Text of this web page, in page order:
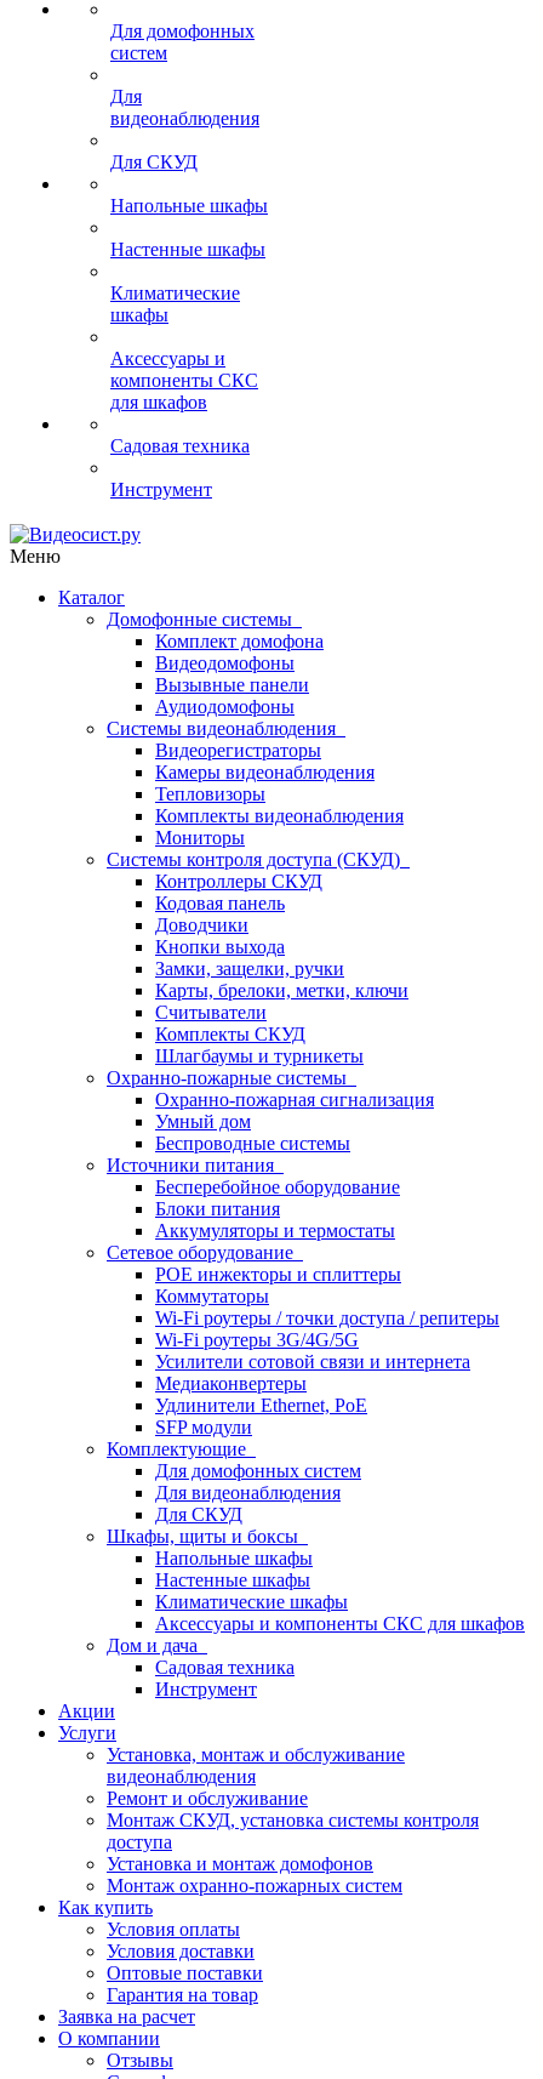
Для домофонных
систем
Для
видеонаблюдения
Для СКУД
Напольные шкафы
Настенные шкафы
Климатические
шкафы
Аксессуары и
компоненты СКС
для шкафов
Садовая техника
Инструмент
Меню
Каталог
Домофонные системы
Комплект домофона
Видеодомофоны
Вызывные панели
Аудиодомофоны
Системы видеонаблюдения
Видеорегистраторы
Камеры видеонаблюдения
Тепловизоры
Комплекты видеонаблюдения
Мониторы
Системы контроля доступа (СКУД)
Контроллеры СКУД
Кодовая панель
Доводчики
Кнопки выхода
Замки, защелки, ручки
Карты, брелоки, метки, ключи
Считыватели
Комплекты СКУД
Шлагбаумы и турникеты
Охранно-пожарные системы
Охранно-пожарная сигнализация
Умный дом
Беспроводные системы
Источники питания
Бесперебойное оборудование
Блоки питания
Аккумуляторы и термостаты
Сетевое оборудование
POE инжекторы и сплиттеры
Коммутаторы
Wi-Fi роутеры / точки доступа / репитеры
Wi-Fi роутеры 3G/4G/5G
Усилители сотовой связи и интернета
Медиаконвертеры
Удлинители Ethernet, PoE
SFP модули
Комплектующие
Для домофонных систем
Для видеонаблюдения
Для СКУД
Шкафы, щиты и боксы
Напольные шкафы
Настенные шкафы
Климатические шкафы
Аксессуары и компоненты СКС для шкафов
Дом и дача
Садовая техника
Инструмент
Акции
Услуги
Установка, монтаж и обслуживание
видеонаблюдения
Ремонт и обслуживание
Монтаж СКУД, установка системы контроля
доступа
Установка и монтаж домофонов
Монтаж охранно-пожарных систем
Как купить
Условия оплаты
Условия доставки
Оптовые поставки
Гарантия на товар
Заявка на расчет
О компании
Отзывы